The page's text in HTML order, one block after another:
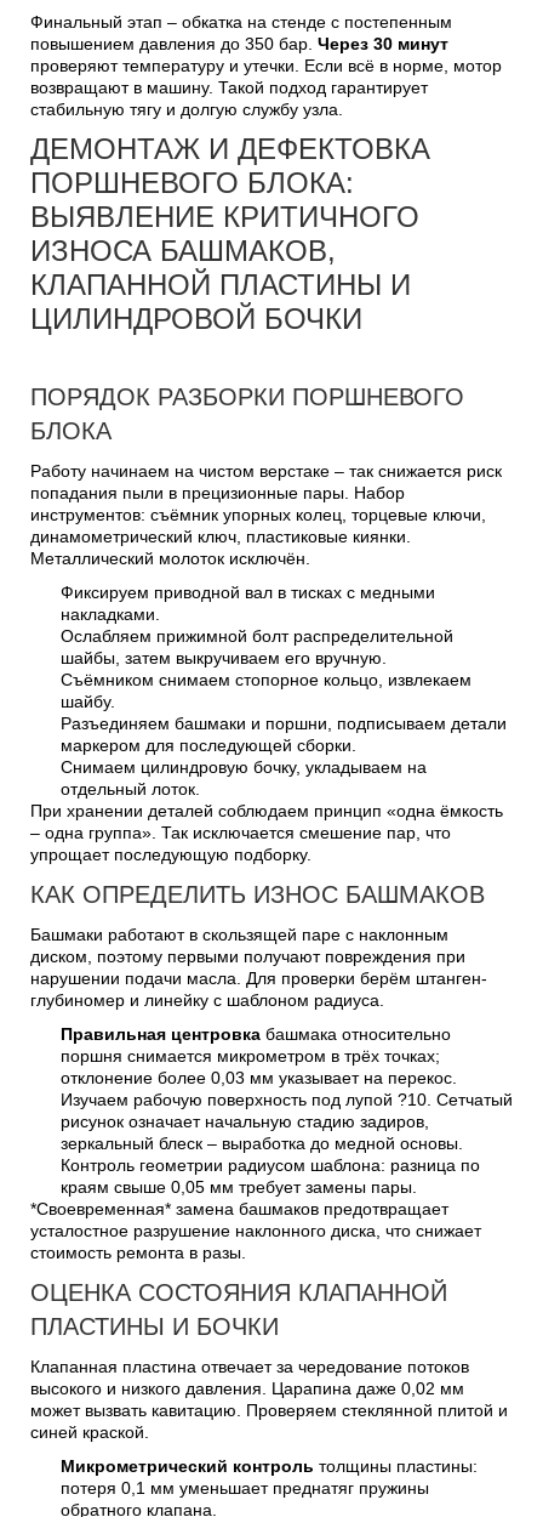
Финальный этап – обкатка на стенде с постепенным
повышением давления до 350 бар. Через 30 минут
проверяют температуру и утечки. Если всё в норме, мотор
возвращают в машину. Такой подход гарантирует
стабильную тягу и долгую службу узла.
ДЕМОНТАЖ И ДЕФЕКТОВКА
ПОРШНЕВОГО БЛОКА:
ВЫЯВЛЕНИЕ КРИТИЧНОГО
ИЗНОСА БАШМАКОВ,
КЛАПАННОЙ ПЛАСТИНЫ И
ЦИЛИНДРОВОЙ БОЧКИ
ПОРЯДОК РАЗБОРКИ ПОРШНЕВОГО
БЛОКА
Работу начинаем на чистом верстаке – так снижается риск
попадания пыли в прецизионные пары. Набор
инструментов: съёмник упорных колец, торцевые ключи,
динамометрический ключ, пластиковые киянки.
Металлический молоток исключён.
Фиксируем приводной вал в тисках с медными
накладками.
Ослабляем прижимной болт распределительной
шайбы, затем выкручиваем его вручную.
Съёмником снимаем стопорное кольцо, извлекаем
шайбу.
Разъединяем башмаки и поршни, подписываем детали
маркером для последующей сборки.
Снимаем цилиндровую бочку, укладываем на
отдельный лоток.
При хранении деталей соблюдаем принцип «одна ёмкость
– одна группа». Так исключается смешение пар, что
упрощает последующую подборку.
КАК ОПРЕДЕЛИТЬ ИЗНОС БАШМАКОВ
Башмаки работают в скользящей паре с наклонным
диском, поэтому первыми получают повреждения при
нарушении подачи масла. Для проверки берём штанген-
глубиномер и линейку с шаблоном радиуса.
Правильная центровка башмака относительно
поршня снимается микрометром в трёх точках;
отклонение более 0,03 мм указывает на перекос.
Изучаем рабочую поверхность под лупой ?10. Сетчатый
рисунок означает начальную стадию задиров,
зеркальный блеск – выработка до медной основы.
Контроль геометрии радиусом шаблона: разница по
краям свыше 0,05 мм требует замены пары.
*Своевременная* замена башмаков предотвращает
усталостное разрушение наклонного диска, что снижает
стоимость ремонта в разы.
ОЦЕНКА СОСТОЯНИЯ КЛАПАННОЙ
ПЛАСТИНЫ И БОЧКИ
Клапанная пластина отвечает за чередование потоков
высокого и низкого давления. Царапина даже 0,02 мм
может вызвать кавитацию. Проверяем стеклянной плитой и
синей краской.
Микрометрический контроль толщины пластины:
потеря 0,1 мм уменьшает преднатяг пружины
обратного клапана.